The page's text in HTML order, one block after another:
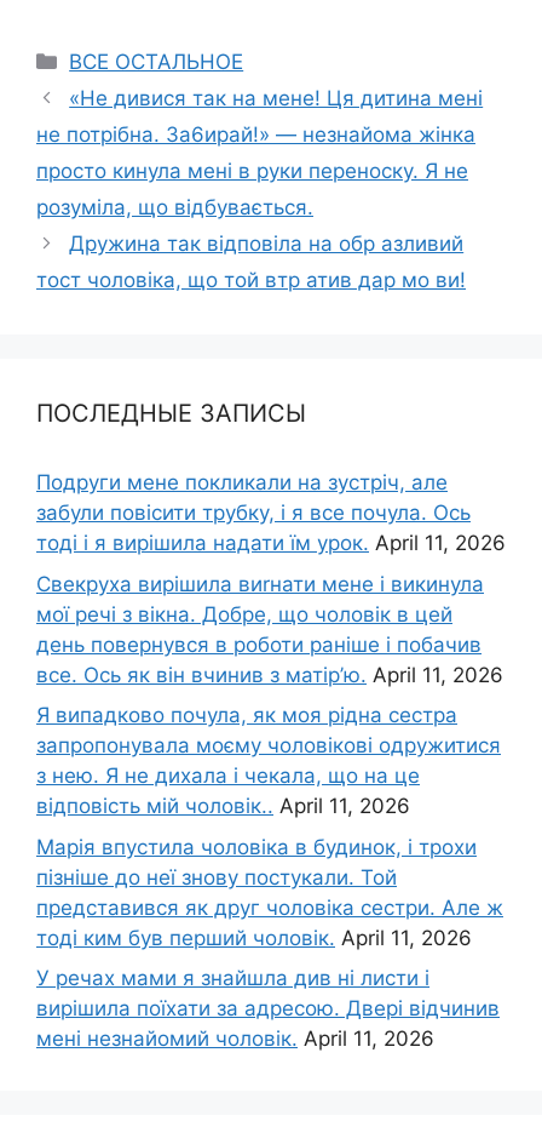
Categories
ВСЕ ОСТАЛЬНОЕ
«Не дивися так на мене! Ця дитина мені
не потрібна. За6ирай!» — незнайома жінка
просто кинула мені в руки переноску. Я не
розуміла, що відбувається.
Дружина так відповіла на обр азливий
тост чоловіка, що той втр атив дар мо ви!
ПОСЛЕДНЫЕ ЗАПИСЫ
Подруги мене покликали на зустріч, але
забули повісити трубку, і я все почула. Ось
тоді і я вирішила надати їм урок. April 11, 2026
Свекруха вирішила виrнати мене і викинула
мої речі з вікна. Добре, що чоловік в цей
день повернувся в роботи раніше і побачив
все. Ось як він вчинив з матір’ю. April 11, 2026
Я випадково почула, як моя рідна сестра
запропонувала моєму чоловікові одружитися
з нею. Я не дихала і чекала, що на це
відповість мій чоловік.. April 11, 2026
Марія впустила чоловіка в будинок, і трохи
пізніше до неї знову постукали. Той
представився як друг чоловіка сестри. Але ж
тоді ким був перший чоловік. April 11, 2026
У речах мами я знайшла див ні листи і
вирішила поїхати за адресою. Двері відчинив
мені незнайомий чоловік. April 11, 2026